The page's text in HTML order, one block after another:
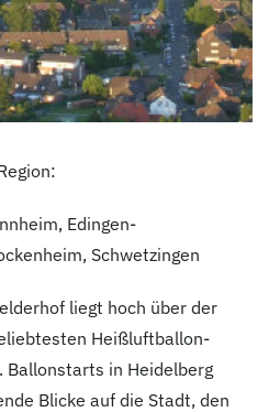
Edingen-
Schwetzingen
liegt hoch über der
Heißluftballon-
Ballonstarts in Heidelberg
Blicke auf die Stadt, den